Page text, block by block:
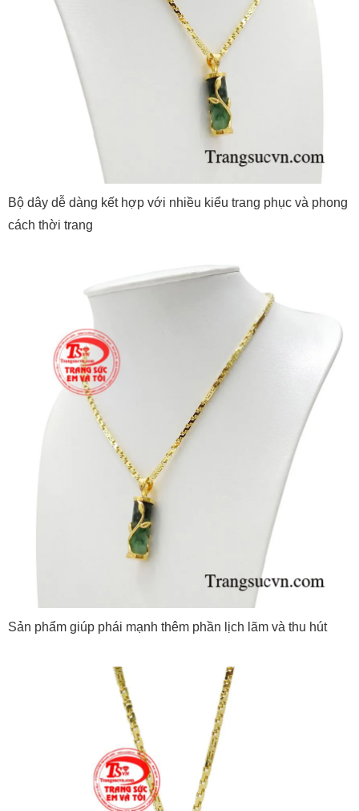
Bộ dây dễ dàng kết hợp với nhiều kiểu trang phục và phong
cách thời trang
Sản phẩm giúp phái mạnh thêm phần lịch lãm và thu hút